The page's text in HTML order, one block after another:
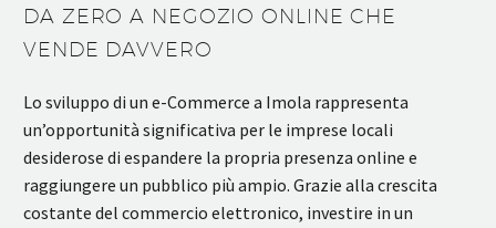
DA ZERO A NEGOZIO ONLINE CHE
VENDE DAVVERO
Lo sviluppo di un e-Commerce a Imola rappresenta
un’opportunità significativa per le imprese locali
desiderose di espandere la propria presenza online e
raggiungere un pubblico più ampio. Grazie alla crescita
costante del commercio elettronico, investire in un